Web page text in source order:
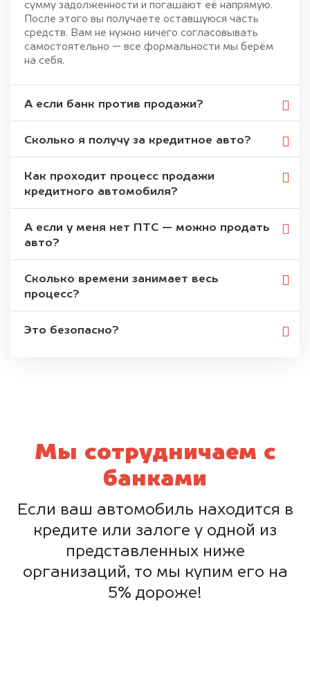
сумму задолженности и погашают её напрямую.
После этого вы получаете оставшуюся часть
средств. Вам не нужно ничего согласовывать
самостоятельно — все формальности мы берём
на себя.
А если банк против продажи?
Сколько я получу за кредитное авто?
Как проходит процесс продажи
кредитного автомобиля?
А если у меня нет ПТС — можно продать
авто?
Сколько времени занимает весь
процесс?
Это безопасно?
Мы сотрудничаем с
банками
Если ваш автомобиль находится в
кредите или залоге у одной из
представленных ниже
организаций, то мы купим его на
5% дороже!